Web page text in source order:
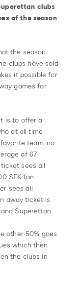
clubs
of the season
the season
clubs have sold
it possible for
games for
is to offer a
at all time
team, no
of 67
sees all
SEK (an
sees all
away ticket is
Superettan.
other 50% goes
which then
the clubs in